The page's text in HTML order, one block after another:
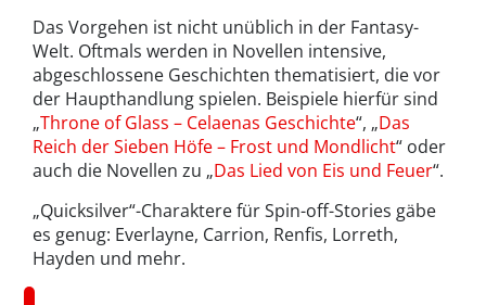
Das Vorgehen ist nicht unüblich in der Fantasy-
Welt. Oftmals werden in Novellen intensive,
abgeschlossene Geschichten thematisiert, die vor
der Haupthandlung spielen. Beispiele hierfür sind
„Throne of Glass – Celaenas Geschichte“, „Das
Reich der Sieben Höfe – Frost und Mondlicht“ oder
auch die Novellen zu „Das Lied von Eis und Feuer“.
„Quicksilver“-Charaktere für Spin-off-Stories gäbe
es genug: Everlayne, Carrion, Renfis, Lorreth,
Hayden und mehr.